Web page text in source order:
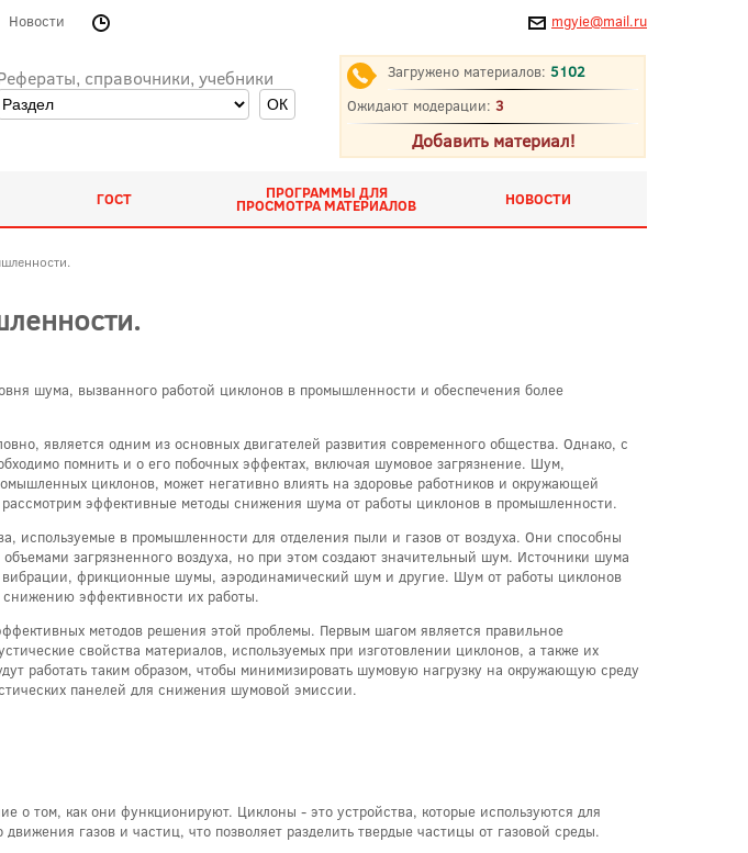
Новости mgyie@mail.ru
справочники, учебники Загружено материалов: 5102
Ожидают модерации: 3
Добавить материал!
ГОСТ ПРОГРАММЫ ДЛЯ
ПРОСМОТРА МАТЕРИАЛОВ НОВОСТИ
шума, вызванного работой циклонов в промышленности и обеспечения более
является одним из основных двигателей развития современного общества. Однако, с
помнить и о его побочных эффектах, включая шумовое загрязнение. Шум,
циклонов, может негативно влиять на здоровье работников и окружающей
эффективные методы снижения шума от работы циклонов в промышленности.
используемые в промышленности для отделения пыли и газов от воздуха. Они способны
загрязненного воздуха, но при этом создают значительный шум. Источники шума
вибрации, фрикционные шумы, аэродинамический шум и другие. Шум от работы циклонов
снижению эффективности их работы.
методов решения этой проблемы. Первым шагом является правильное
свойства материалов, используемых при изготовлении циклонов, а также их
работать таким образом, чтобы минимизировать шумовую нагрузку на окружающую среду
панелей для снижения шумовой эмиссии.
о том, как они функционируют. Циклоны - это устройства, которые используются для
газов и частиц, что позволяет разделить твердые частицы от газовой среды.